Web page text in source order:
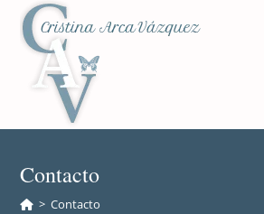
Contacto
> Contacto